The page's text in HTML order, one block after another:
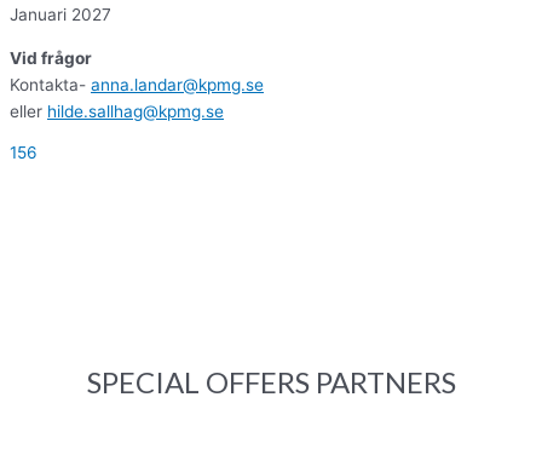
Januari 2027
Vid frågor
Kontakta- anna.landar@kpmg.se
eller hilde.sallhag@kpmg.se
156
SPECIAL OFFERS PARTNERS